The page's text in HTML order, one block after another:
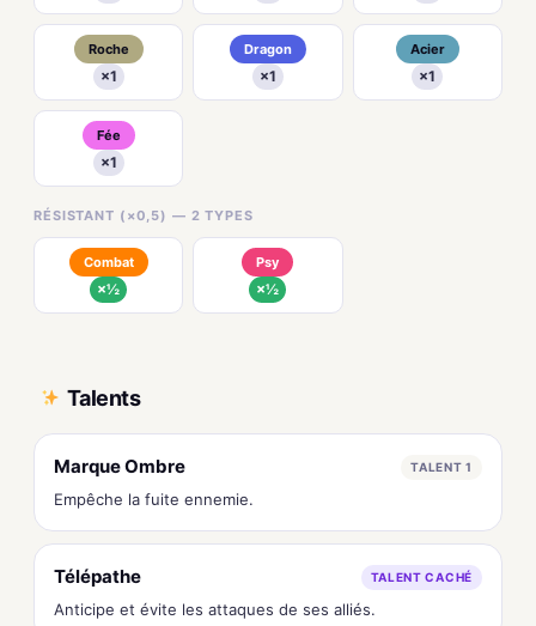
Roche
×1
Dragon
×1
Acier
×1
Fée
×1
RÉSISTANT (×0,5) — 2 TYPES
Combat
×½
Psy
×½
Talents
Marque Ombre TALENT 1
Empêche la fuite ennemie.
Télépathe TALENT CACHÉ
Anticipe et évite les attaques de ses alliés.